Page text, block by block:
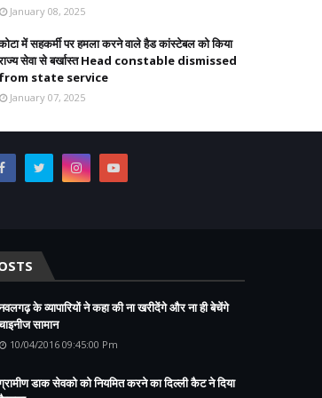
January 08, 2025
में सहकर्मी पर हमला करने वाले हैड कांस्टेबल को किया
सेवा से बर्खास्त Head constable dismissed
from state service
January 07, 2025
के व्यापारियों ने कहा की ना खरीदेंगे और ना ही बेचेंगे
सामान
10/04/2016 09:45:00 Pm
डाक सेवको को नियमित करने का दिल्ली कैट ने दिया